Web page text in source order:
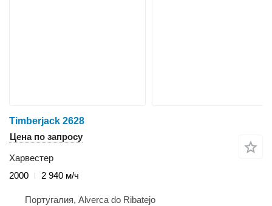
Timberjack 2628
Цена по запросу
Харвестер
2000
2 940 м/ч
Португалия, Alverca do Ribatejo